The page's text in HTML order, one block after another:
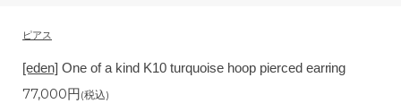
ピアス
[eden] One of a kind K10 turquoise hoop pierced earring
77,000円(税込)